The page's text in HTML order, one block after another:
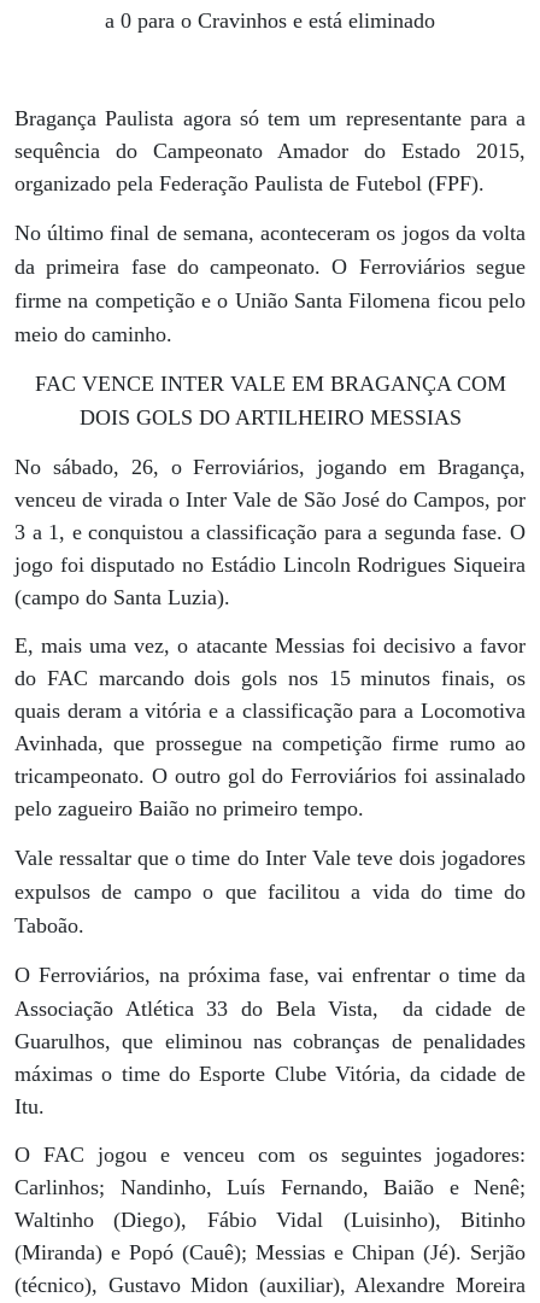
a 0 para o Cravinhos e está eliminado
Bragança Paulista agora só tem um representante para a
sequência do Campeonato Amador do Estado 2015,
organizado pela Federação Paulista de Futebol (FPF).
No último final de semana, aconteceram os jogos da volta
da primeira fase do campeonato. O Ferroviários segue
firme na competição e o União Santa Filomena ficou pelo
meio do caminho.
FAC VENCE INTER VALE EM BRAGANÇA COM
DOIS GOLS DO ARTILHEIRO MESSIAS
No sábado, 26, o Ferroviários, jogando em Bragança,
venceu de virada o Inter Vale de São José do Campos, por
3 a 1, e conquistou a classificação para a segunda fase. O
jogo foi disputado no Estádio Lincoln Rodrigues Siqueira
(campo do Santa Luzia).
E, mais uma vez, o atacante Messias foi decisivo a favor
do FAC marcando dois gols nos 15 minutos finais, os
quais deram a vitória e a classificação para a Locomotiva
Avinhada, que prossegue na competição firme rumo ao
tricampeonato. O outro gol do Ferroviários foi assinalado
pelo zagueiro Baião no primeiro tempo.
Vale ressaltar que o time do Inter Vale teve dois jogadores
expulsos de campo o que facilitou a vida do time do
Taboão.
O Ferroviários, na próxima fase, vai enfrentar o time da
Associação Atlética 33 do Bela Vista,
da cidade de
Guarulhos, que eliminou nas cobranças de penalidades
máximas o time do Esporte Clube Vitória, da cidade de
Itu.
O FAC jogou e venceu com os seguintes jogadores:
Carlinhos; Nandinho, Luís Fernando, Baião e Nenê;
Waltinho (Diego), Fábio Vidal (Luisinho), Bitinho
(Miranda) e Popó (Cauê); Messias e Chipan (Jé). Serjão
(técnico), Gustavo Midon (auxiliar), Alexandre Moreira